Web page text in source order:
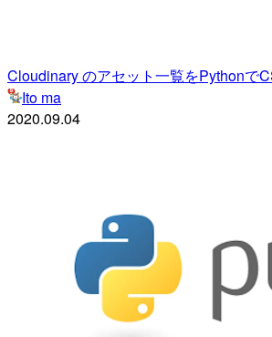
Cloudinary のアセット一覧をPythonで
Ito ma
2020.09.04